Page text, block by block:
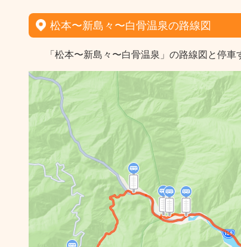
松本〜新島々〜白骨温泉の路線図
「松本〜新島々〜白骨温泉」の路線図と停